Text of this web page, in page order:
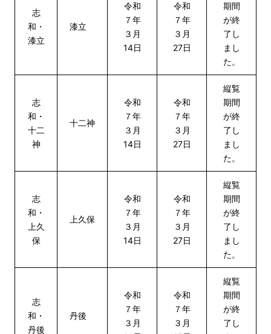
志
和・
漆立
漆立
令和
７年
３月
14日
令和
７年
３月
27日
期間
が終
了し
まし
た。
志
和・
十二
神
十二神
令和
７年
３月
14日
令和
７年
３月
27日
縦覧
期間
が終
了し
まし
た。
志
和・
上久
保
上久保
令和
７年
３月
14日
令和
７年
３月
27日
縦覧
期間
が終
了し
まし
た。
志
和・
丹後
丹後
令和
７年
３月
令和
７年
３月
縦覧
期間
が終
了し